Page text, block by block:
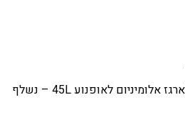
היה הראשון לכתוב סקירה “ארגז אלומיניום לאופנוע 45L – נשלף